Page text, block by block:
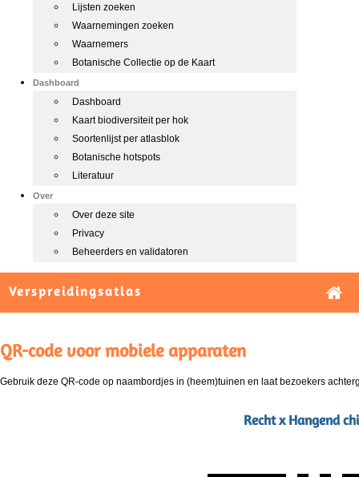
Lijsten zoeken
Waarnemingen zoeken
Waarnemers
Botanische Collectie op de Kaart
Dashboard
Dashboard
Kaart biodiversiteit per hok
Soortenlijst per atlasblok
Botanische hotspots
Literatuur
Over
Over deze site
Privacy
Beheerders en validatoren
Verspreidingsatlas
QR-code voor mobiele apparaten
Gebruik deze QR-code op naambordjes in (heem)tuinen en laat bezoekers
Recht x Hangend